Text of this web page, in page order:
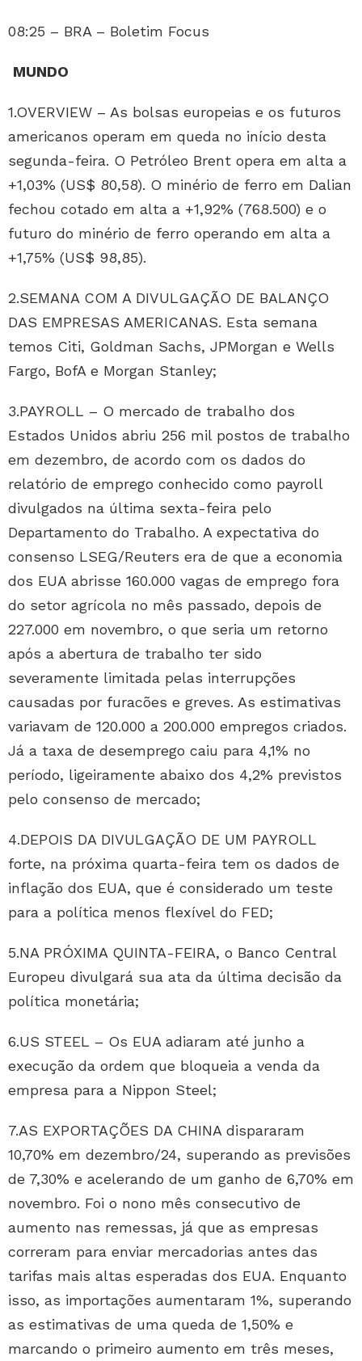
08:25 – BRA – Boletim Focus
MUNDO
1.OVERVIEW – As bolsas europeias e os futuros
americanos operam em queda no início desta
segunda-feira. O Petróleo Brent opera em alta a
+1,03% (US$ 80,58). O minério de ferro em Dalian
fechou cotado em alta a +1,92% (768.500) e o
futuro do minério de ferro operando em alta a
+1,75% (US$ 98,85).
2.SEMANA COM A DIVULGAÇÃO DE BALANÇO
DAS EMPRESAS AMERICANAS. Esta semana
temos Citi, Goldman Sachs, JPMorgan e Wells
Fargo, BofA e Morgan Stanley;
3.PAYROLL – O mercado de trabalho dos
Estados Unidos abriu 256 mil postos de trabalho
em dezembro, de acordo com os dados do
relatório de emprego conhecido como payroll
divulgados na última sexta-feira pelo
Departamento do Trabalho. A expectativa do
consenso LSEG/Reuters era de que a economia
dos EUA abrisse 160.000 vagas de emprego fora
do setor agrícola no mês passado, depois de
227.000 em novembro, o que seria um retorno
após a abertura de trabalho ter sido
severamente limitada pelas interrupções
causadas por furacões e greves. As estimativas
variavam de 120.000 a 200.000 empregos criados.
Já a taxa de desemprego caiu para 4,1% no
período, ligeiramente abaixo dos 4,2% previstos
pelo consenso de mercado;
4.DEPOIS DA DIVULGAÇÃO DE UM PAYROLL
forte, na próxima quarta-feira tem os dados de
inflação dos EUA, que é considerado um teste
para a política menos flexível do FED;
5.NA PRÓXIMA QUINTA-FEIRA, o Banco Central
Europeu divulgará sua ata da última decisão da
política monetária;
6.US STEEL – Os EUA adiaram até junho a
execução da ordem que bloqueia a venda da
empresa para a Nippon Steel;
7.AS EXPORTAÇÕES DA CHINA dispararam
10,70% em dezembro/24, superando as previsões
de 7,30% e acelerando de um ganho de 6,70% em
novembro. Foi o nono mês consecutivo de
aumento nas remessas, já que as empresas
correram para enviar mercadorias antes das
tarifas mais altas esperadas dos EUA. Enquanto
isso, as importações aumentaram 1%, superando
as estimativas de uma queda de 1,50% e
marcando o primeiro aumento em três meses,